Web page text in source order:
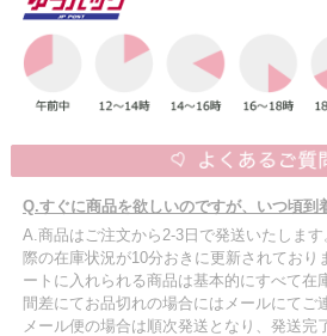
Q.すぐに商品を欲しいのですが、いつ頃到
A.商品はご注文から2-3日で発送いたしま
際の在庫状況が10分おきに更新されており
ートに入れられる商品は基本的にすべて在
間差にてお品切れの場合にはメールにてご
メール便の場合は順次発送となり、発送完